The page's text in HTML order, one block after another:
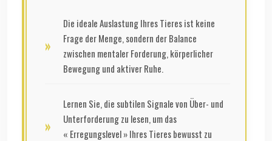
Die ideale Auslastung Ihres Tieres ist keine
Frage der Menge, sondern der Balance
zwischen mentaler Forderung, körperlicher
Bewegung und aktiver Ruhe.
Lernen Sie, die subtilen Signale von Über- und
Unterforderung zu lesen, um das
« Erregungslevel » Ihres Tieres bewusst zu